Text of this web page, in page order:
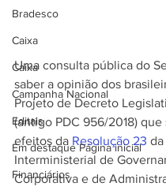
Bradesco
Caixa
Caixa
Campanha Nacional
Editais
Em destaque Página inicial
Financiários
Uma consulta pública do
saber a opinião dos
Projeto de Decreto
(antigo PDC 956/2018) que
efeitos da Resolução 23 da
Interministerial de
Corporativa e de